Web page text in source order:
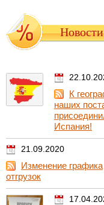
Новости
К
наших
Испания!
21.09.2020
Изменение графика
отгрузок